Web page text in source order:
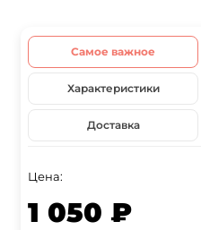
Самое важное
Характеристики
Доставка
Цена:
1 050 ₽